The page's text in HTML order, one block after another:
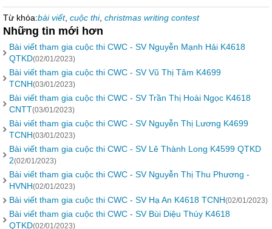
Từ khóa:bài viết, cuộc thi, christmas writing contest
Những tin mới hơn
Bài viết tham gia cuộc thi CWC - SV Nguyễn Mạnh Hải K4618
QTKD(02/01/2023)
Bài viết tham gia cuộc thi CWC - SV Vũ Thị Tâm K4699
TCNH(03/01/2023)
Bài viết tham gia cuộc thi CWC - SV Trần Thị Hoài Ngọc K4618
CNTT(03/01/2023)
Bài viết tham gia cuộc thi CWC - SV Nguyễn Thị Lương K4699
TCNH(03/01/2023)
Bài viết tham gia cuộc thi CWC - SV Lê Thành Long K4599 QTKD
2(02/01/2023)
Bài viết tham gia cuộc thi CWC - SV Nguyễn Thị Thu Phương -
HVNH(02/01/2023)
Bài viết tham gia cuộc thi CWC - SV Hạ An K4618 TCNH(02/01/2023)
Bài viết tham gia cuộc thi CWC - SV Bùi Diệu Thúy K4618
QTKD(02/01/2023)